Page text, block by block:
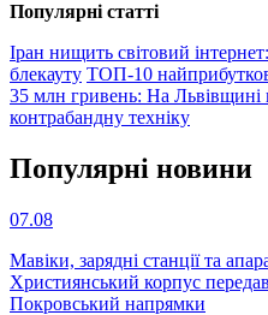
Популярнi статтi
Іран нищить світовий
блекауту ТОП-10
35 млн гривень: На Львівщині
контрабандну техніку
Популярнi новини
07.08
Мавіки, зарядні станції та
Християнський корпус
Покровський напрямки